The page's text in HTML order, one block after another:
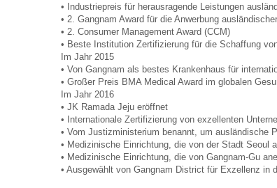
• Industriepreis für herausragende Leistungen
• 2. Gangnam Award für die Anwerbung
• 2. Consumer Management Award (CCM)
• Beste Institution Zertifizierung für die Schaffung
Im Jahr 2015
• Von Gangnam als bestes Krankenhaus für
• Großer Preis BMA Medical Award im globalen
Im Jahr 2016
• JK Ramada Jeju eröffnet
• Internationale Zertifizierung von exzellenten
• Vom Justizministerium benannt, um ausländische
• Medizinische Einrichtung, die von der Stadt Seoul
• Medizinische Einrichtung, die von Gangnam-Gu
• Ausgewählt von Gangnam District für Exzellenz in